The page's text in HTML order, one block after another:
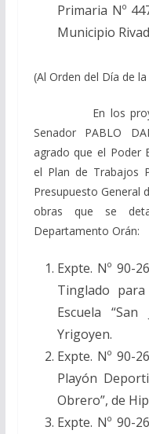
Primaria Nº
Municipio
(Al Orden del Día de
En los
Senador PABLO
agrado que el Poder
el Plan de Trabajos
Presupuesto General
obras que se
Departamento Orán:
Expte. Nº 90-
Tinglado
Escuela
Yrigoyen.
Expte. Nº 90-
Playón
Obrero”, de
Expte. Nº 90-